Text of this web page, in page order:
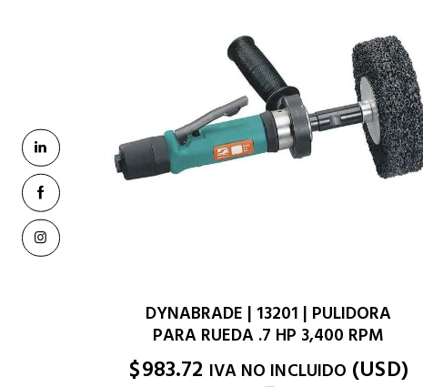
DYNABRADE | 13201 | PULIDORA
PARA RUEDA .7 HP 3,400 RPM
$983.72 IVA NO INCLUIDO (USD)